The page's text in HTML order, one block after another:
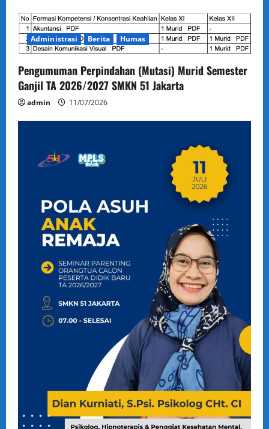
Administrasi Berita Humas
Pengumuman Perpindahan (Mutasi) Murid Semester
Ganjil TA 2026/2027 SMKN 51 Jakarta
admin 11/07/2026